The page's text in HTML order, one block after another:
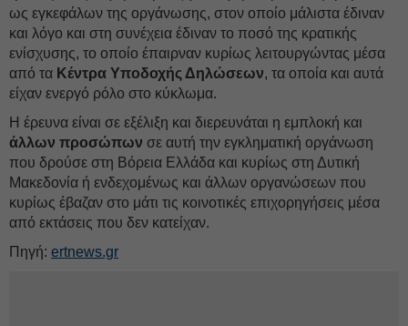
ως εγκεφάλων της οργάνωσης, στον οποίο μάλιστα έδιναν
και λόγο και στη συνέχεια έδιναν το ποσό της κρατικής
ενίσχυσης, το οποίο έπαιρναν κυρίως λειτουργώντας μέσα
από τα Κέντρα Υποδοχής Δηλώσεων, τα οποία και αυτά
είχαν ενεργό ρόλο στο κύκλωμα.
Η έρευνα είναι σε εξέλιξη και διερευνάται η εμπλοκή και
άλλων προσώπων σε αυτή την εγκληματική οργάνωση
που δρούσε στη Βόρεια Ελλάδα και κυρίως στη Δυτική
Μακεδονία ή ενδεχομένως και άλλων οργανώσεων που
κυρίως έβαζαν στο μάτι τις κοινοτικές επιχορηγήσεις μέσα
από εκτάσεις που δεν κατείχαν.
Πηγή: ertnews.gr